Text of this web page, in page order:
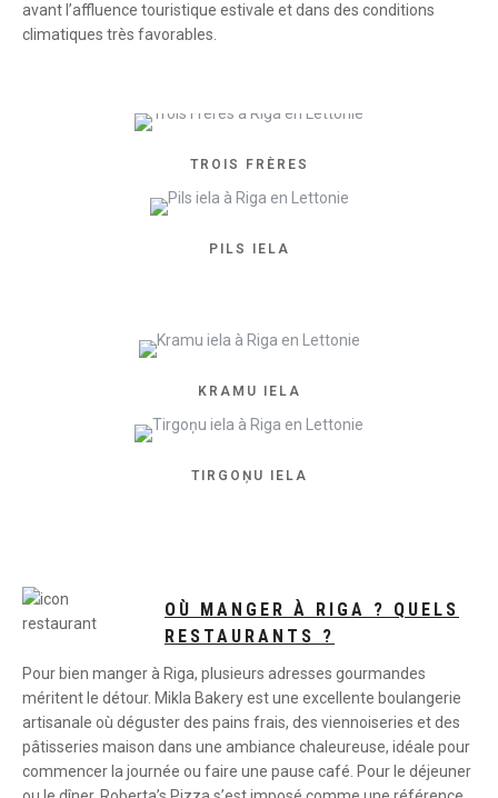
avant l’affluence touristique estivale et dans des conditions
climatiques très favorables.
TROIS FRÈRES
PILS IELA
KRAMU IELA
TIRGOŅU IELA
OÙ MANGER À RIGA ? QUELS
RESTAURANTS ?
Pour bien manger à Riga, plusieurs adresses gourmandes
méritent le détour. Mikla Bakery est une excellente boulangerie
artisanale où déguster des pains frais, des viennoiseries et des
pâtisseries maison dans une ambiance chaleureuse, idéale pour
commencer la journée ou faire une pause café. Pour le déjeuner